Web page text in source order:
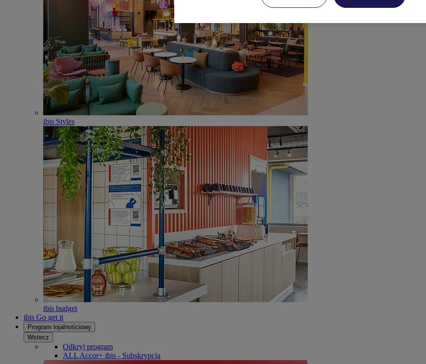
ibis Styles
ibis budget
ibis Go get it
Program lojalnościowy
Wstecz
Odkryj program
ALL Accor+ ibis - Subskrypcja